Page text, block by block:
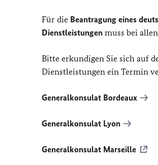
Für die Beantragung eines
Dienstleistungen muss bei
Bitte erkundigen Sie sich auf
Dienstleistungen ein Termin
Generalkonsulat Bordeaux
Generalkonsulat Lyon
Generalkonsulat Marseille